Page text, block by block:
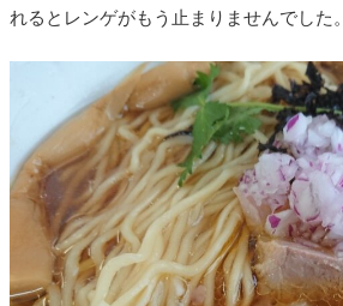
れるとレンゲがもう止まりませんでした。